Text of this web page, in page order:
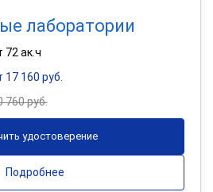
лаборатории
72 ак.ч
17 160 руб.
760 руб.
удостоверение
Подробнее